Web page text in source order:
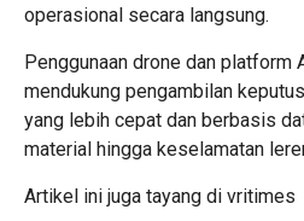
operasional secara langsung.
Penggunaan drone dan platform
mendukung pengambilan
yang lebih cepat dan berbasis
material hingga keselamatan
Artikel ini juga tayang di vritimes